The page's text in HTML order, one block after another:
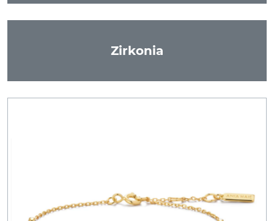
Zirkonia